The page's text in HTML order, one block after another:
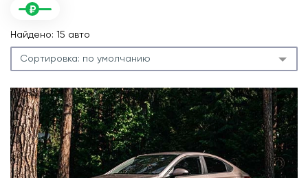
Найдено: 15 авто
Сортировка: по умолчанию